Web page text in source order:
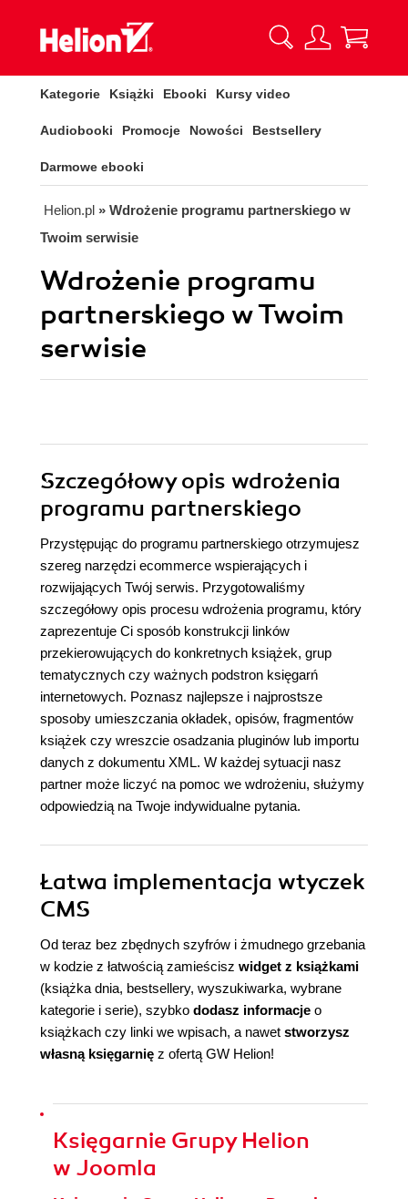
Kategorie Książki Ebooki Kursy video
Audiobooki Promocje Nowości Bestsellery
Darmowe ebooki
Helion.pl » Wdrożenie programu partnerskiego w
Twoim serwisie
Wdrożenie programu
partnerskiego w Twoim
serwisie
Szczegółowy opis wdrożenia
programu partnerskiego
Przystępując do programu partnerskiego otrzymujesz
szereg narzędzi ecommerce wspierających i
rozwijających Twój serwis. Przygotowaliśmy
szczegółowy opis procesu wdrożenia programu, który
zaprezentuje Ci sposób konstrukcji linków
przekierowujących do konkretnych książek, grup
tematycznych czy ważnych podstron księgarń
internetowych. Poznasz najlepsze i najprostsze
sposoby umieszczania okładek, opisów, fragmentów
książek czy wreszcie osadzania pluginów lub importu
danych z dokumentu XML. W każdej sytuacji nasz
partner może liczyć na pomoc we wdrożeniu, służymy
odpowiedzią na Twoje indywidualne pytania.
Łatwa implementacja wtyczek
CMS
Od teraz bez zbędnych szyfrów i żmudnego grzebania
w kodzie z łatwością zamieścisz widget z książkami
(książka dnia, bestsellery, wyszukiwarka, wybrane
kategorie i serie), szybko dodasz informacje o
książkach czy linki we wpisach, a nawet stworzysz
własną księgarnię z ofertą GW Helion!
Księgarnie Grupy Helion
w Joomla